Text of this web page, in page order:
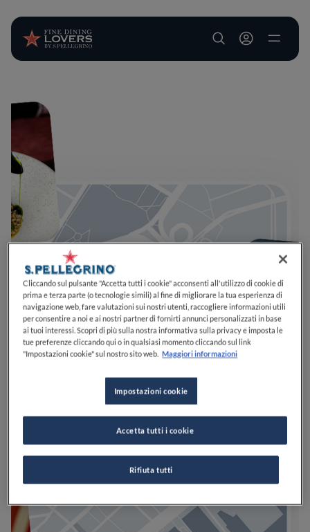
User account
Cliccando sul pulsante "Accetta tutti i cookie" acconsenti all'utilizzo di cookie di
prima e terza parte (o tecnologie simili) al fine di migliorare la tua esperienza di
navigazione web, fare valutazioni sui nostri utenti, raccogliere informazioni utili
per consentire a noi e ai nostri partner di fornirti annunci personalizzati in base
ai tuoi interessi. Scopri di più sulla nostra informativa sulla privacy e imposta le
tue preferenze cliccando qui o in qualsiasi momento cliccando sul link
"Impostazioni cookie" sul nostro sito web. Maggiori informazioni
Impostazioni cookie
Rifiuta tutti
Accetta tutti i cookie